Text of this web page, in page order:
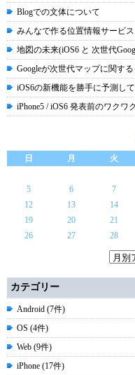
Blogでの文体について
みんなで作る位置情報サービ
地図の未来(iOS6 と 次世代
Googleが次世代マップに関す
iOS6の新機能を勝手に予測し
iPhone5 / iOS6 発表前のワクワ
日
月 火
5
6 7
12
13 14
19
20 21
26
27 28
カテゴリー
Android (7件)
OS (4件)
Web (9件)
iPhone (17件)